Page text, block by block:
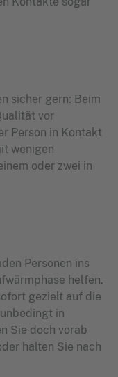
sicher gern: Beim
vor
Person in Kontakt
wenigen
oder zwei in
Personen ins
helfen.
gezielt auf die
in
Sie doch vorab
halten Sie nach